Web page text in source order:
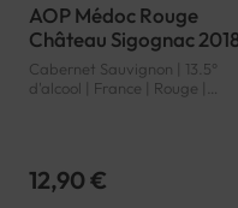
AOP Médoc Rouge
Château Sigognac
Cabernet Sauvignon | 13.5°
d'alcool | France | Rouge |
12,90 €